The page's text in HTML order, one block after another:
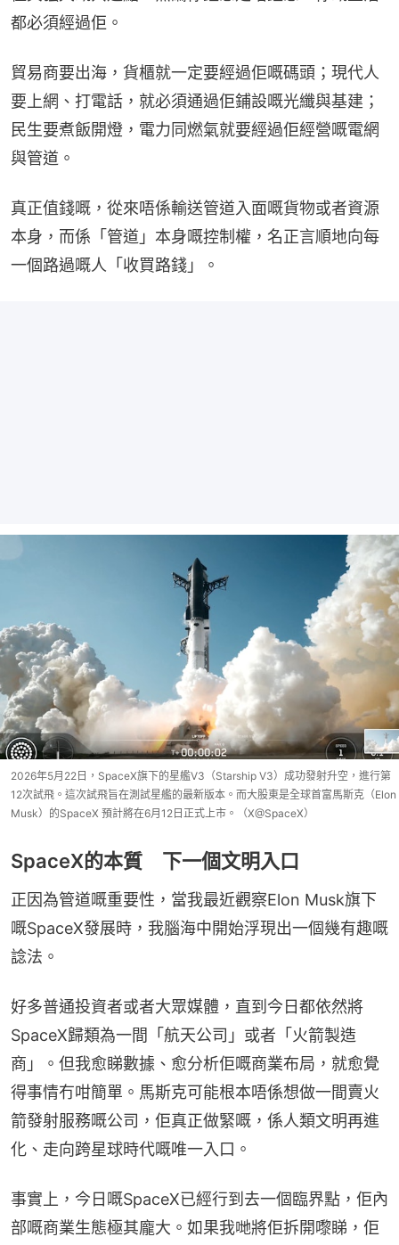
都必須經過佢。
貿易商要出海，貨櫃就一定要經過佢嘅碼頭；現代人
要上網、打電話，就必須通過佢鋪設嘅光纖與基建；
民生要煮飯開燈，電力同燃氣就要經過佢經營嘅電網
與管道。
真正值錢嘅，從來唔係輸送管道入面嘅貨物或者資源
本身，而係「管道」本身嘅控制權，名正言順地向每
一個路過嘅人「收買路錢」。
2026年5月22日，SpaceX旗下的星艦V3（Starship V3）成功發射升空，進行第
12次試飛。這次試飛旨在測試星艦的最新版本。而大股東是全球首富馬斯克（Elon
Musk）的SpaceX 預計將在6月12日正式上市。（X@SpaceX）
SpaceX的本質 下一個文明入口
正因為管道嘅重要性，當我最近觀察Elon Musk旗下
嘅SpaceX發展時，我腦海中開始浮現出一個幾有趣嘅
諗法。
好多普通投資者或者大眾媒體，直到今日都依然將
SpaceX歸類為一間「航天公司」或者「火箭製造
商」。但我愈睇數據、愈分析佢嘅商業布局，就愈覺
得事情冇咁簡單。馬斯克可能根本唔係想做一間賣火
箭發射服務嘅公司，佢真正做緊嘅，係人類文明再進
化、走向跨星球時代嘅唯一入口。
事實上，今日嘅SpaceX已經行到去一個臨界點，佢內
部嘅商業生態極其龐大。如果我哋將佢拆開嚟睇，佢